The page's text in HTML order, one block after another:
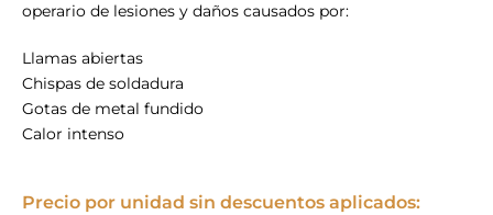
operario de lesiones y daños causados por:
Llamas abiertas
Chispas de soldadura
Gotas de metal fundido
Calor intenso
Precio por unidad sin descuentos aplicados: